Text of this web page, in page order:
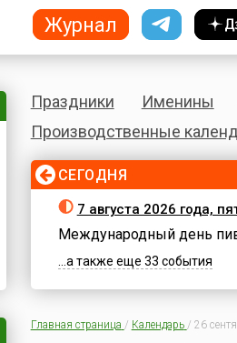
Праздники Именины
Производственные
СЕГОДНЯ
7 августа 2026 года,
Международный день
...а также еще 33 события
Главная страница / Календарь / 26
Журнал